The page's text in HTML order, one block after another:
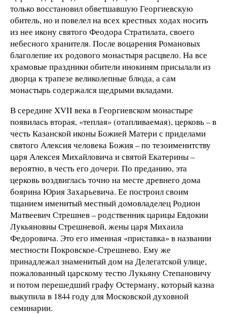
только восстановил обветшавшую Георгиевскую
обитель, но и повелел на всех крестных ходах носить
из нее икону святого Феодора Стратилата, своего
небесного хранителя. После воцарения Романовых
благолепие их родового монастыря расцвело. На все
храмовые праздники обители инокиням присылали из
дворца к трапезе великолепные блюда, а сам
монастырь содержался щедрыми вкладами.
В середине XVII века в Георгиевском монастыре
появилась вторая, «теплая» (отапливаемая), церковь – в
честь Казанской иконы Божией Матери с приделами
святого Алексия человека Божия – по тезоименитству
царя Алексея Михайловича и святой Екатерины –
вероятно, в честь его дочери. По преданию, эта
церковь воздвиглась точно на месте древнего дома
боярина Юрия Захарьевича. Ее построил своим
тщанием именитый местный домовладелец Родион
Матвеевич Стрешнев – родственник царицы Евдокии
Лукьяновны Стрешневой, жены царя Михаила
Федоровича. Это его именная «приставка» в названии
местности Покровское-Стрешнево. Ему же
принадлежал знаменитый дом на Делегатской улице,
пожалованный царскому тестю Лукьяну Степановичу
и потом перешедший графу Остерману, который казна
выкупила в 1844 году для Московской духовной
семинарии.